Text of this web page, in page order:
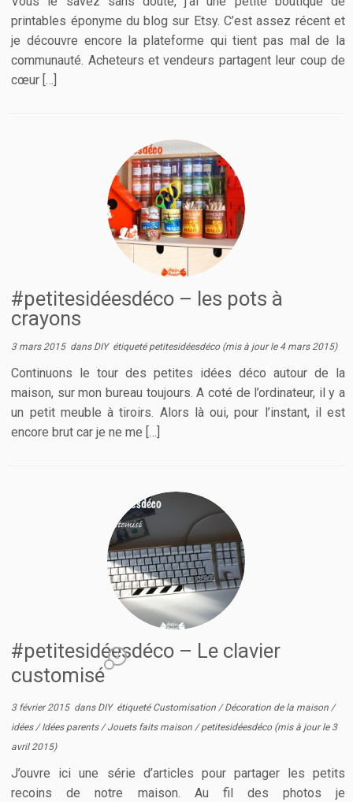
printables éponyme du blog sur Etsy. C’est assez récent et
je découvre encore la plateforme qui tient pas mal de la
communauté. Acheteurs et vendeurs partagent leur coup de
cœur […]
#petitesidéesdéco – les pots à
crayons
3 mars 2015dans DIY étiqueté petitesidéesdéco (mis à jour le 4 mars 2015)
Continuons le tour des petites idées déco autour de la
maison, sur mon bureau toujours. A coté de l’ordinateur, il y a
un petit meuble à tiroirs. Alors là oui, pour l’instant, il est
encore brut car je ne me […]
#petitesidéesdéco – Le clavier
customisé
2
3 février 2015dans DIY étiqueté Customisation /Décoration de la maison /
idées /Idées parents /Jouets faits maison /petitesidéesdéco (mis à jour le 3
avril 2015)
J’ouvre ici une série d’articles pour partager les petits
recoins de notre maison. Au fil des photos je